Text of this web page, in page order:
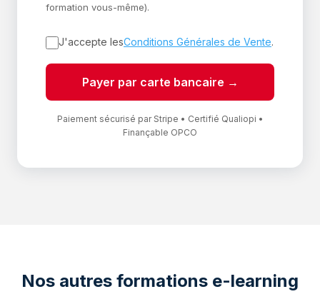
formation vous-même).
J'accepte lesConditions Générales de Vente.
Payer par carte bancaire →
Paiement sécurisé par Stripe • Certifié Qualiopi •
Finançable OPCO
Nos autres formations e-learning